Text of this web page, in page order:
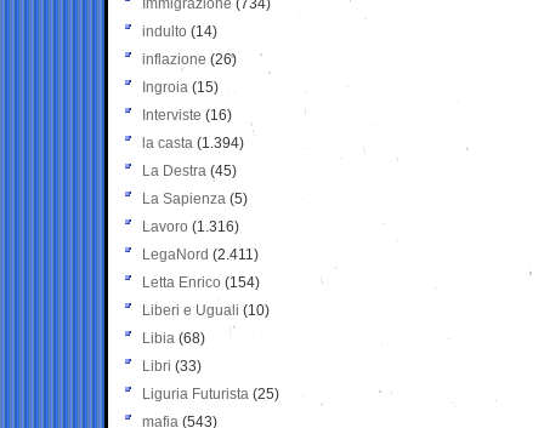
Immigrazione (734)
indulto (14)
inflazione (26)
Ingroia (15)
Interviste (16)
la casta (1.394)
La Destra (45)
La Sapienza (5)
Lavoro (1.316)
LegaNord (2.411)
Letta Enrico (154)
Liberi e Uguali (10)
Libia (68)
Libri (33)
Liguria Futurista (25)
mafia (543)